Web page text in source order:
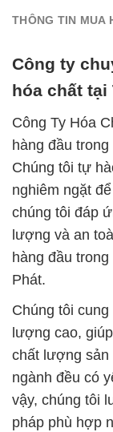
THÔNG TIN MUA
Công ty
hóa chất tại
Công Ty Hóa
hàng đầu
Chúng tôi tự
nghiêm ngặt
chúng tôi đáp
lượng và an
hàng đầu
Phát.
Chúng tôi
lượng cao,
chất lượng sản
ngành đều có
vậy, chúng tôi
pháp phù hợp